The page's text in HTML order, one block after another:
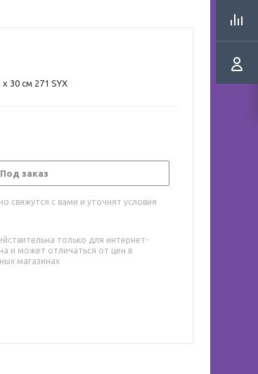
30 см 271 SYX
Под заказ
свяжутся с вами и уточнят условия
только для интернет-
и может отличаться от цен в
магазинах